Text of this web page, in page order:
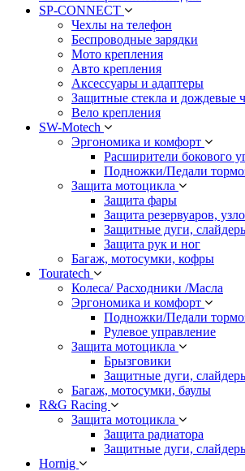
SP-CONNECT
Чехлы на телефон
Беспроводные зарядки
Мото крепления
Авто крепления
Аксессуары и адаптеры
Защитные стекла и дождевые
Вело крепления
SW-Motech
Эргономика и комфорт
Расширители бокового
Подножки/Педали
Защита мотоцикла
Защита фары
Защита резервуаров,
Защитные дуги,
Защита рук и ног
Багаж, мотосумки, кофры
Touratech
Колеса/ Расходники /Масла
Эргономика и комфорт
Подножки/Педали
Рулевое управление
Защита мотоцикла
Брызговики
Защитные дуги,
Багаж, мотосумки, баулы
R&G Racing
Защита мотоцикла
Защита радиатора
Защитные дуги,
Hornig